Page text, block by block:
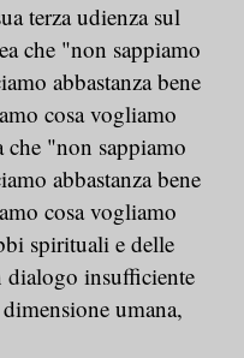
terza udienza sul
che "non sappiamo
abbastanza bene
cosa vogliamo
che "non sappiamo
abbastanza bene
cosa vogliamo
spirituali e delle
dialogo insufficiente
umana,